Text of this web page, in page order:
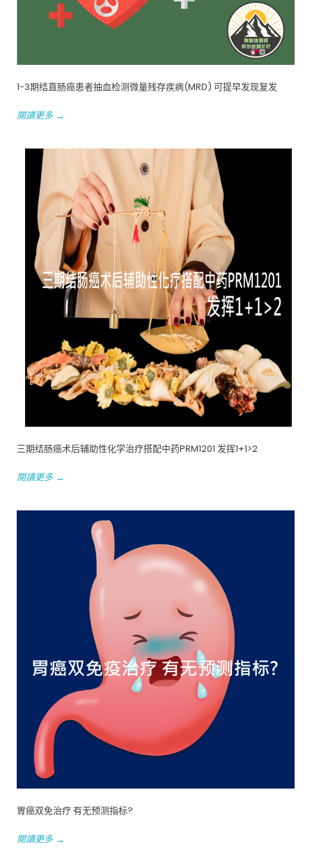
1-3期结直肠癌患者抽血检测微量残存疾病(MRD) 可提早发现复发
閱讀更多 →
三期结肠癌术后辅助性化学治疗搭配中药PRM1201 发挥1+1>2
閱讀更多 →
胃癌双免治疗 有无预测指标?
閱讀更多 →